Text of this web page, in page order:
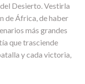
Desierto. Vestirla
de África, de haber
más grandes
que trasciende
y cada victoria,